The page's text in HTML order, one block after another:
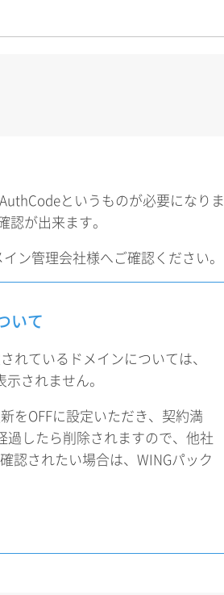
というものが必要になりま
が出来ます。
ン管理会社様へご確認ください。
いて
れているドメインについては、
されません。
をOFFに設定いただき、契約満
したら削除されますので、他社
認されたい場合は、WINGパック